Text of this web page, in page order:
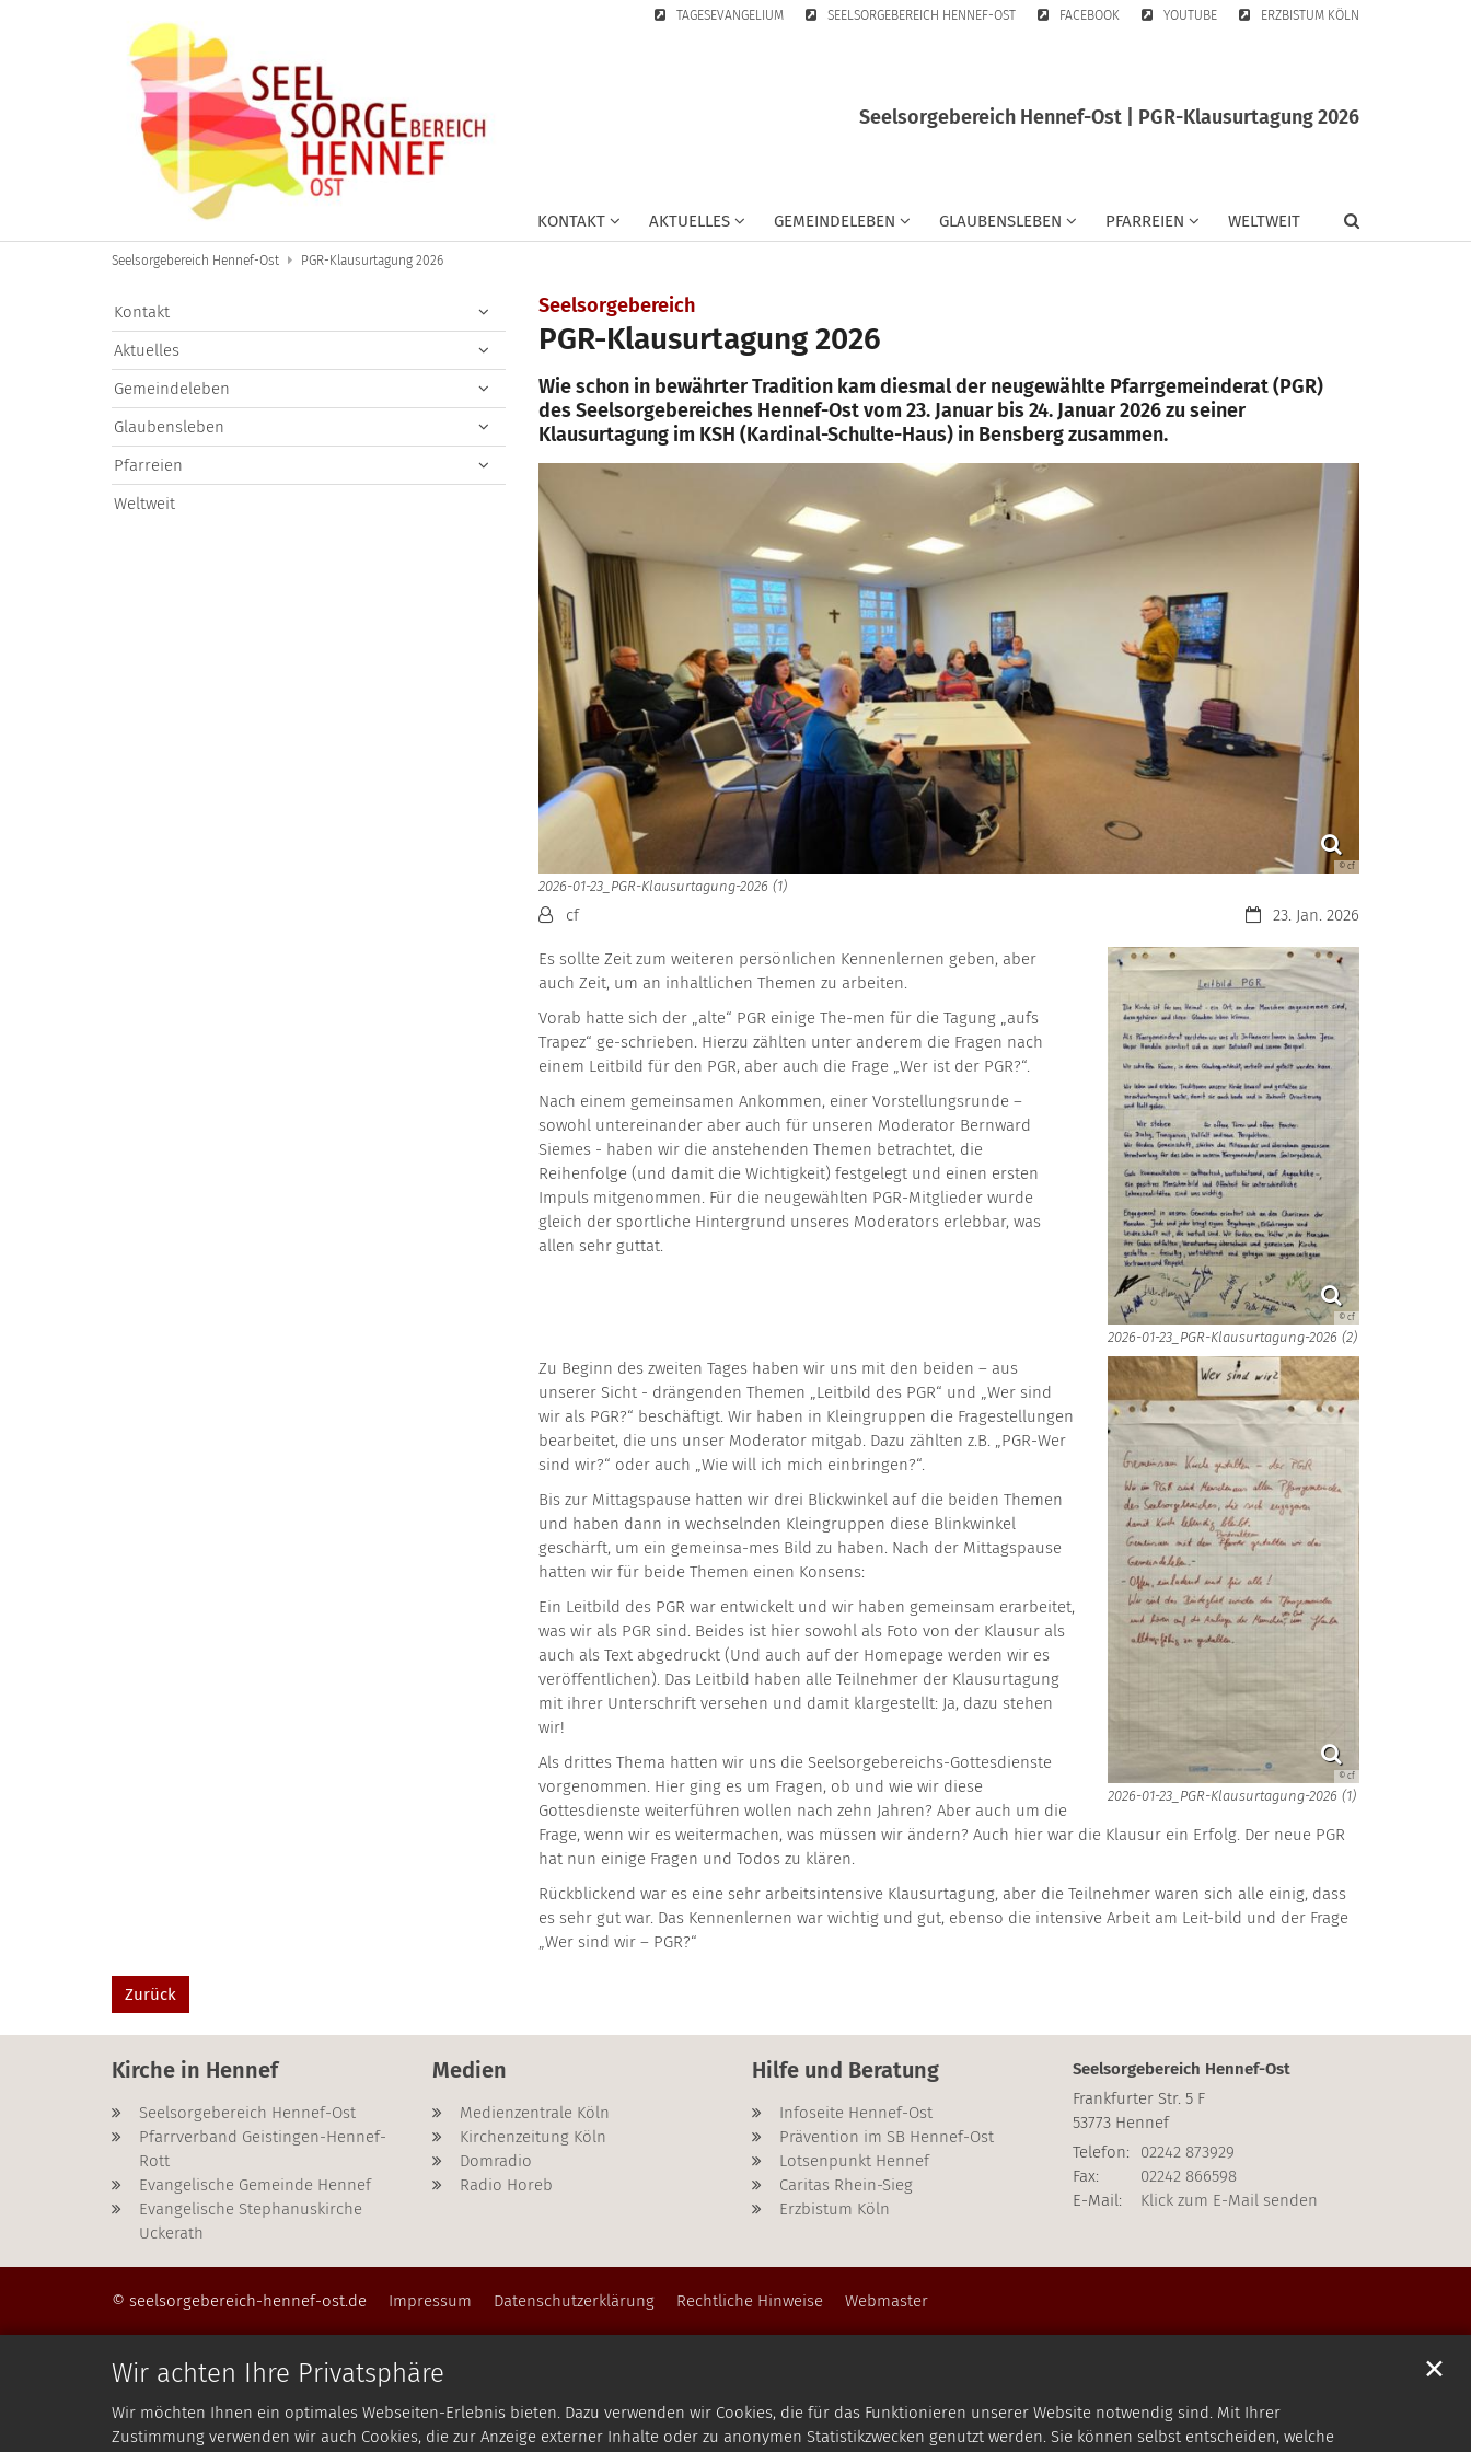
Wir achten Ihre Privatsphäre
Wir möchten Ihnen ein optimales Webseiten-Erlebnis bieten. Dazu verwenden wir Cookies, die für das Funktionieren unserer Website notwendig sind. Mit Ihrer
Zustimmung verwenden wir auch Cookies, die zur Anzeige externer Inhalte oder zu anonymen Statistikzwecken genutzt werden. Sie können selbst entscheiden, welche
✕
TAGESEVANGELIUM SEELSORGEBEREICH HENNEF-OST FACEBOOK YOUTUBE ERZBISTUM KÖLN
Seelsorgebereich Hennef-Ost | PGR-Klausurtagung 2026
KONTAKT AKTUELLES GEMEINDELEBEN GLAUBENSLEBEN PFARREIEN WELTWEIT
Seelsorgebereich Hennef-Ost PGR-Klausurtagung 2026
Seelsorgebereich
PGR-Klausurtagung 2026
Wie schon in bewährter Tradition kam diesmal der neugewählte Pfarrgemeinderat (PGR)
des Seelsorgebereiches Hennef-Ost vom 23. Januar bis 24. Januar 2026 zu seiner
Klausurtagung im KSH (Kardinal-Schulte-Haus) in Bensberg zusammen.
© cf
2026-01-23_PGR-Klausurtagung-2026 (1)
Datum:23. Jan. 2026
Von:cf
© cf
2026-01-23_PGR-Klausurtagung-2026 (2)
Es sollte Zeit zum weiteren persönlichen Kennenlernen geben, aber
auch Zeit, um an inhaltlichen Themen zu arbeiten.
Vorab hatte sich der „alte“ PGR einige The-men für die Tagung „aufs
Trapez“ ge-schrieben. Hierzu zählten unter anderem die Fragen nach
einem Leitbild für den PGR, aber auch die Frage „Wer ist der PGR?“.
Nach einem gemeinsamen Ankommen, einer Vorstellungsrunde –
sowohl untereinander aber auch für unseren Moderator Bernward
Siemes - haben wir die anstehenden Themen betrachtet, die
Reihenfolge (und damit die Wichtigkeit) festgelegt und einen ersten
Impuls mitgenommen. Für die neugewählten PGR-Mitglieder wurde
gleich der sportliche Hintergrund unseres Moderators erlebbar, was
allen sehr guttat.
© cf
2026-01-23_PGR-Klausurtagung-2026 (1)
Zu Beginn des zweiten Tages haben wir uns mit den beiden – aus
unserer Sicht - drängenden Themen „Leitbild des PGR“ und „Wer sind
wir als PGR?“ beschäftigt. Wir haben in Kleingruppen die Fragestellungen
bearbeitet, die uns unser Moderator mitgab. Dazu zählten z.B. „PGR-Wer
sind wir?“ oder auch „Wie will ich mich einbringen?“.
Bis zur Mittagspause hatten wir drei Blickwinkel auf die beiden Themen
und haben dann in wechselnden Kleingruppen diese Blinkwinkel
geschärft, um ein gemeinsa-mes Bild zu haben. Nach der Mittagspause
hatten wir für beide Themen einen Konsens:
Ein Leitbild des PGR war entwickelt und wir haben gemeinsam erarbeitet,
was wir als PGR sind. Beides ist hier sowohl als Foto von der Klausur als
auch als Text abgedruckt (Und auch auf der Homepage werden wir es
veröffentlichen). Das Leitbild haben alle Teilnehmer der Klausurtagung
mit ihrer Unterschrift versehen und damit klargestellt: Ja, dazu stehen
wir!
Als drittes Thema hatten wir uns die Seelsorgebereichs-Gottesdienste
vorgenommen. Hier ging es um Fragen, ob und wie wir diese
Gottesdienste weiterführen wollen nach zehn Jahren? Aber auch um die
Frage, wenn wir es weitermachen, was müssen wir ändern? Auch hier war die Klausur ein Erfolg. Der neue PGR
hat nun einige Fragen und Todos zu klären.
Rückblickend war es eine sehr arbeitsintensive Klausurtagung, aber die Teilnehmer waren sich alle einig, dass
es sehr gut war. Das Kennenlernen war wichtig und gut, ebenso die intensive Arbeit am Leit-bild und der Frage
„Wer sind wir – PGR?“
Kontakt
Aktuelles
Gemeindeleben
Glaubensleben
Pfarreien
Weltweit
Zurück
Kirche in Hennef
Seelsorgebereich Hennef-Ost
Pfarrverband Geistingen-Hennef-
Rott
Evangelische Gemeinde Hennef
Evangelische Stephanuskirche
Uckerath
Medien
Medienzentrale Köln
Kirchenzeitung Köln
Domradio
Radio Horeb
Hilfe und Beratung
Infoseite Hennef-Ost
Prävention im SB Hennef-Ost
Lotsenpunkt Hennef
Caritas Rhein-Sieg
Erzbistum Köln
Seelsorgebereich Hennef-Ost
Frankfurter Str. 5 F
53773 Hennef
Telefon:
02242 873929
Fax:
02242 866598
E-Mail:
Klick zum E-Mail senden
© seelsorgebereich-hennef-ost.de Impressum Datenschutzerklärung Rechtliche Hinweise Webmaster